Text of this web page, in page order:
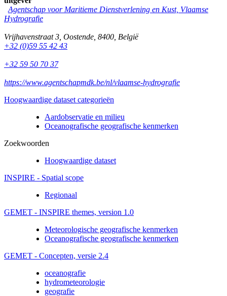
Agentschap voor Maritieme Dienstverlening en Kust, Vlaamse
Hydrografie
Vrijhavenstraat 3 Oostende 8400 België
+32 (0)59 55 42 43
+32 59 50 70 37
https://www.agentschapmdk.be/nl/vlaamse-hydrografie
Hoogwaardige dataset categorieën
Aardobservatie en milieu
Oceanografische geografische kenmerken
Zoekwoorden
Hoogwaardige dataset
INSPIRE - Spatial scope
Regionaal
GEMET - INSPIRE themes, version 1.0
Meteorologische geografische kenmerken
Oceanografische geografische kenmerken
GEMET - Concepten, versie 2.4
oceanografie
hydrometeorologie
geografie